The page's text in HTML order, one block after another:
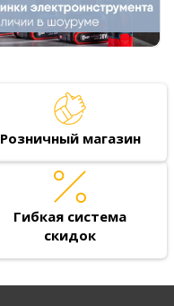
Розничный магазин
Гибкая система
скидок